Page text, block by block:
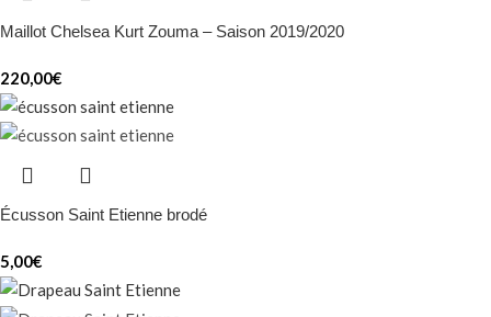
Maillot Chelsea Kurt Zouma – Saison 2019/2020
220,00€
Écusson Saint Etienne brodé
5,00€